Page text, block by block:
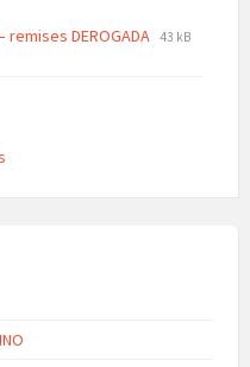
remises DEROGADA 43 kB